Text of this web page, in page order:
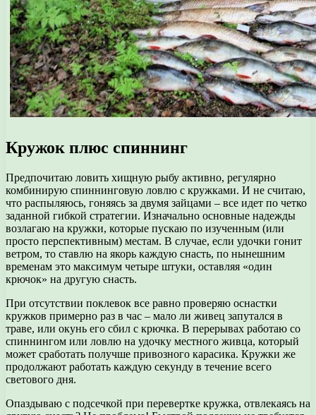
Кружок плюс спиннинг
Предпочитаю ловить хищную рыбу активно, регулярно
комбинирую спиннинговую ловлю с кружками. И не считаю,
что распыляюсь, гоняясь за двумя зайцами – все идет по четко
заданной гибкой стратегии. Изначально основные надежды
возлагаю на кружки, которые пускаю по изученным (или
просто перспективным) местам. В случае, если удочки гонит
ветром, то ставлю на якорь каждую снасть, по нынешним
временам это максимум четыре штуки, оставляя «один
крючок» на другую снасть.
При отсутствии поклевок все равно проверяю оснастки
кружков примерно раз в час – мало ли живец запутался в
траве, или окунь его сбил с крючка. В перерывах работаю со
спиннингом или ловлю на удочку местного живца, который
может сработать получше привозного карасика. Кружки же
продолжают работать каждую секунду в течение всего
светового дня.
Опаздываю с подсечкой при перевертке кружка, отвлекаясь на